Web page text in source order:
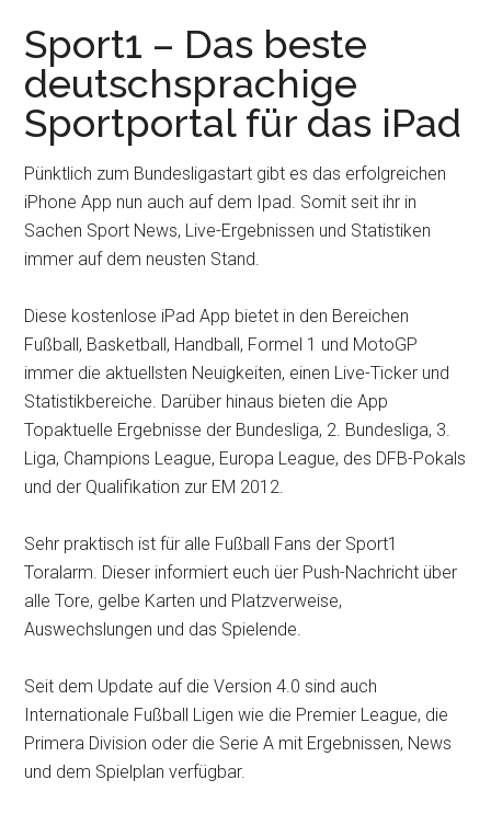
Sport1 – Das beste
deutschsprachige
Sportportal für das iPad
Pünktlich zum Bundesligastart gibt es das erfolgreichen
iPhone App nun auch auf dem Ipad. Somit seit ihr in
Sachen Sport News, Live-Ergebnissen und Statistiken
immer auf dem neusten Stand.
Diese kostenlose iPad App bietet in den Bereichen
Fußball, Basketball, Handball, Formel 1 und MotoGP
immer die aktuellsten Neuigkeiten, einen Live-Ticker und
Statistikbereiche. Darüber hinaus bieten die App
Topaktuelle Ergebnisse der Bundesliga, 2. Bundesliga, 3.
Liga, Champions League, Europa League, des DFB-Pokals
und der Qualifikation zur EM 2012.
Sehr praktisch ist für alle Fußball Fans der Sport1
Toralarm. Dieser informiert euch üer Push-Nachricht über
alle Tore, gelbe Karten und Platzverweise,
Auswechslungen und das Spielende.
Seit dem Update auf die Version 4.0 sind auch
Internationale Fußball Ligen wie die Premier League, die
Primera Division oder die Serie A mit Ergebnissen, News
und dem Spielplan verfügbar.